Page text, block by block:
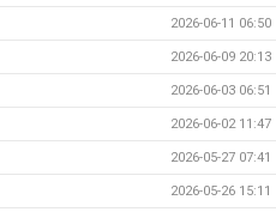
2026-06-11 06:50
2026-06-09 20:13
2026-06-03 06:51
2026-06-02 11:47
2026-05-27 07:41
2026-05-26 15:11